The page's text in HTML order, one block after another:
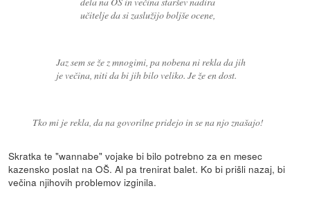
učitelje da si zaslužijo boljše ocene,
Jaz sem se že z mnogimi, pa nobena ni rekla da jih
je večina, niti da bi jih bilo veliko. Je že en dost.
Tko mi je rekla, da na govorilne pridejo in se na njo znašajo!
Skratka te "wannabe" vojake bi bilo potrebno za en mesec
kazensko poslat na OŠ. Al pa trenirat balet. Ko bi prišli nazaj, bi
večina njihovih problemov izginila.